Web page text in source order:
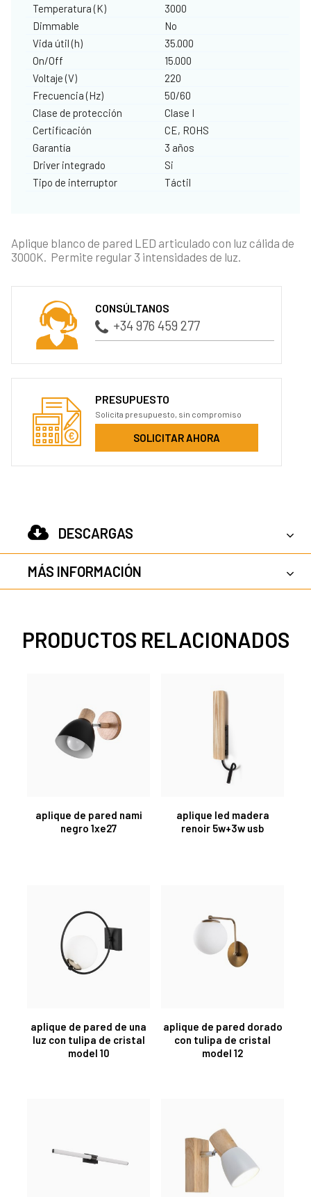
Temperatura (K)
3000
Dimmable
No
Vida útil (h)
35.000
On/Off
15.000
Voltaje (V)
220
Frecuencia (Hz)
50/60
Clase de protección
Clase I
Certificación
CE, ROHS
Garantía
3 años
Driver integrado
Si
Tipo de interruptor
Táctil
Aplique blanco de pared LED articulado con luz cálida de
3000K. Permite regular 3 intensidades de luz.
CONSÚLTANOS
+34 976 459 277
PRESUPUESTO
Solicita presupuesto, sin compromiso
SOLICITAR AHORA
DESCARGAS
MÁS INFORMACIÓN
PRODUCTOS RELACIONADOS
aplique de pared nami
negro 1xe27
aplique led madera
renoir 5w+3w usb
aplique de pared de una
luz con tulipa de cristal
model 10
aplique de pared dorado
con tulipa de cristal
model 12